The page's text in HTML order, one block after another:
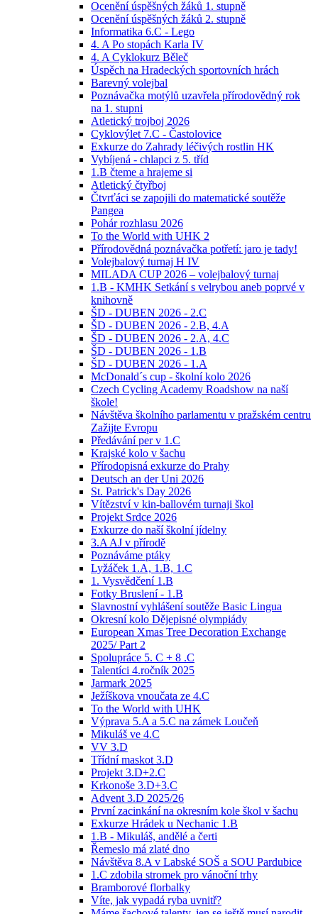
Ocenění úspěšných žáků 1. stupně
Ocenění úspěšných žáků 2. stupně
Informatika 6.C - Lego
4. A Po stopách Karla IV
4. A Cyklokurz Běleč
Úspěch na Hradeckých sportovních hrách
Barevný volejbal
Poznávačka motýlů uzavřela přírodovědný rok
na 1. stupni
Atletický trojboj 2026
Cyklovýlet 7.C - Častolovice
Exkurze do Zahrady léčivých rostlin HK
Vybíjená - chlapci z 5. tříd
1.B čteme a hrajeme si
Atletický čtyřboj
Čtvrťáci se zapojili do matematické soutěže
Pangea
Pohár rozhlasu 2026
To the World with UHK 2
Přírodovědná poznávačka potřetí: jaro je tady!
Volejbalový turnaj H IV
MILADA CUP 2026 – volejbalový turnaj
1.B - KMHK Setkání s velrybou aneb poprvé v
knihovně
ŠD - DUBEN 2026 - 2.C
ŠD - DUBEN 2026 - 2.B, 4.A
ŠD - DUBEN 2026 - 2.A, 4.C
ŠD - DUBEN 2026 - 1.B
ŠD - DUBEN 2026 - 1.A
McDonald´s cup - školní kolo 2026
Czech Cycling Academy Roadshow na naší
škole!
Návštěva školního parlamentu v pražském centru
Zažijte Evropu
Předávání per v 1.C
Krajské kolo v šachu
Přírodopisná exkurze do Prahy
Deutsch an der Uni 2026
St. Patrick's Day 2026
Vítězství v kin-ballovém turnaji škol
Projekt Srdce 2026
Exkurze do naší školní jídelny
3.A AJ v přírodě
Poznáváme ptáky
Lyžáček 1.A, 1.B, 1.C
1. Vysvědčení 1.B
Fotky Bruslení - 1.B
Slavnostní vyhlášení soutěže Basic Lingua
Okresní kolo Dějepisné olympiády
European Xmas Tree Decoration Exchange
2025/ Part 2
Spolupráce 5. C + 8 .C
Talentíci 4.ročník 2025
Jarmark 2025
Ježíškova vnoučata ze 4.C
To the World with UHK
Výprava 5.A a 5.C na zámek Loučeň
Mikuláš ve 4.C
VV 3.D
Třídní maskot 3.D
Projekt 3.D+2.C
Krkonoše 3.D+3.C
Advent 3.D 2025/26
První zacinkání na okresním kole škol v šachu
Exkurze Hrádek u Nechanic 1.B
1.B - Mikuláš, andělé a čerti
Řemeslo má zlaté dno
Návštěva 8.A v Labské SOŠ a SOU Pardubice
1.C zdobila stromek pro vánoční trhy
Bramborové florbalky
Víte, jak vypadá ryba uvnitř?